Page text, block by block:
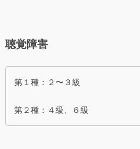
聴覚障害
第１種：２〜３級
第２種：４級、６級